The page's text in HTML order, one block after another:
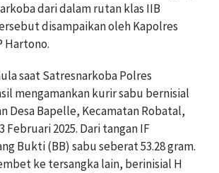
dari dalam rutan klas IIB
disampaikan oleh Kapolres
Hartono.
saat Satresnarkoba Polres
mengamankan kurir sabu bernisial
Desa Bapelle, Kecamatan Robatal,
Februari 2025. Dari tangan IF
Bukti (BB) sabu seberat 53.28 gram.
ke tersangka lain, berinisial H